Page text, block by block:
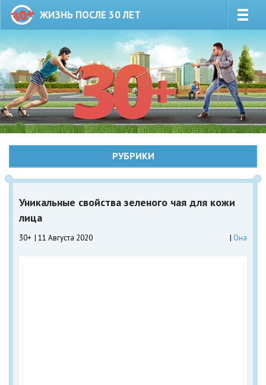
ЖИЗНЬ ПОСЛЕ 30 ЛЕТ
РУБРИКИ
Уникальные свойства зеленого чая для кожи
лица
30+ 11 Августа 2020 Она